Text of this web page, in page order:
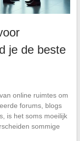
je de beste
online ruimtes om
forums, blogs
is het soms moeilijk
sommige